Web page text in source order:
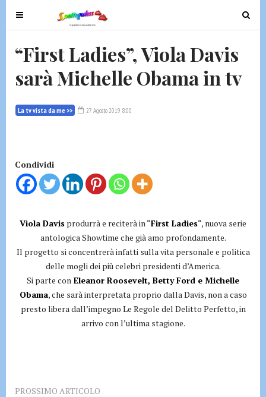
T
o
g
e
a
a
t
T
o
n
“First Ladies”, Viola Davis
sarà Michelle Obama in tv
La tv vista da me >> 27 Agosto 2019 8:00
Condividi
Viola Davis produrrà e reciterà in “First Ladies“, nuova serie
antologica Showtime che già amo profondamente.
Il progetto si concentrerà infatti sulla vita personale e politica
delle mogli dei più celebri presidenti d’America.
Si parte con Eleanor Roosevelt, Betty Ford e Michelle
Obama, che sarà interpretata proprio dalla Davis, non a caso
presto libera dall’impegno Le Regole del Delitto Perfetto, in
arrivo con l’ultima stagione.
PROSSIMO ARTICOLO